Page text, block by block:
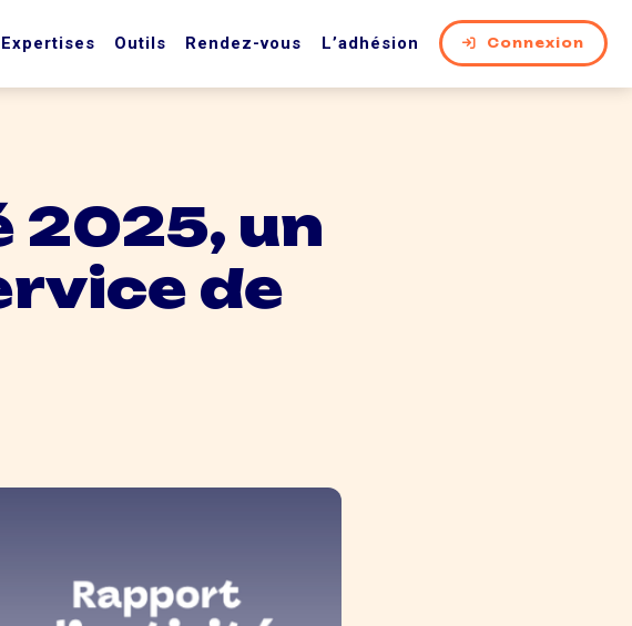
Expertises Outils Rendez-vous L’adhésion Connexion
2025, un
de